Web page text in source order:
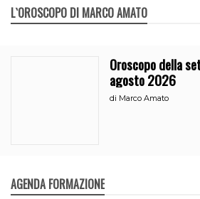
L`OROSCOPO DI MARCO AMATO
Oroscopo della
agosto 2026
di Marco Amato
AGENDA FORMAZIONE